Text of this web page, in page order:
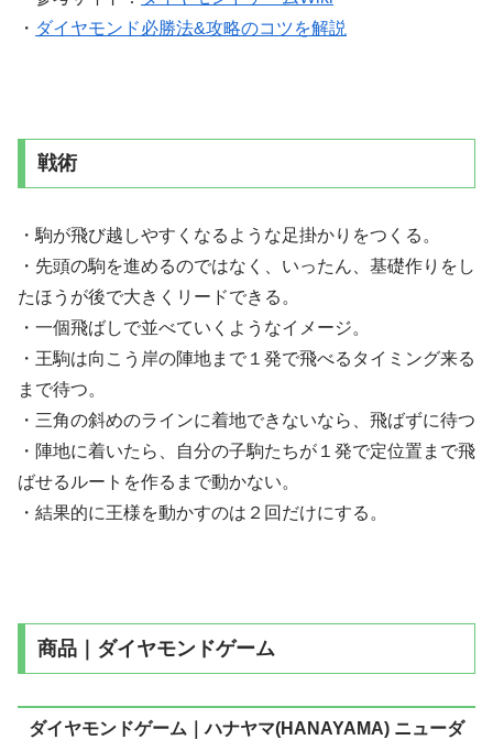
・ ダイヤモンド必勝法&攻略のコツを解説
戦術
・駒が飛び越しやすくなるような足掛かりをつくる。
・先頭の駒を進めるのではなく、いったん、基礎作りをし
たほうが後で大きくリードできる。
・一個飛ばしで並べていくようなイメージ。
・王駒は向こう岸の陣地まで１発で飛べるタイミング来る
まで待つ。
・三角の斜めのラインに着地できないなら、飛ばずに待つ
・陣地に着いたら、自分の子駒たちが１発で定位置まで飛
ばせるルートを作るまで動かない。
・結果的に王様を動かすのは２回だけにする。
商品｜ダイヤモンドゲーム
ダイヤモンドゲーム｜ハナヤマ(HANAYAMA) ニューダ